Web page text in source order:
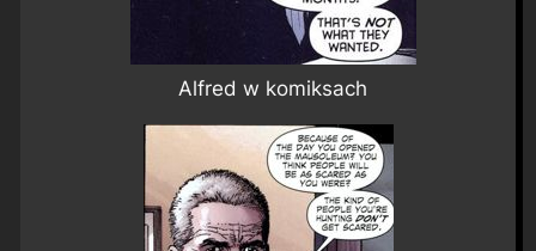
Alfred w komiksach